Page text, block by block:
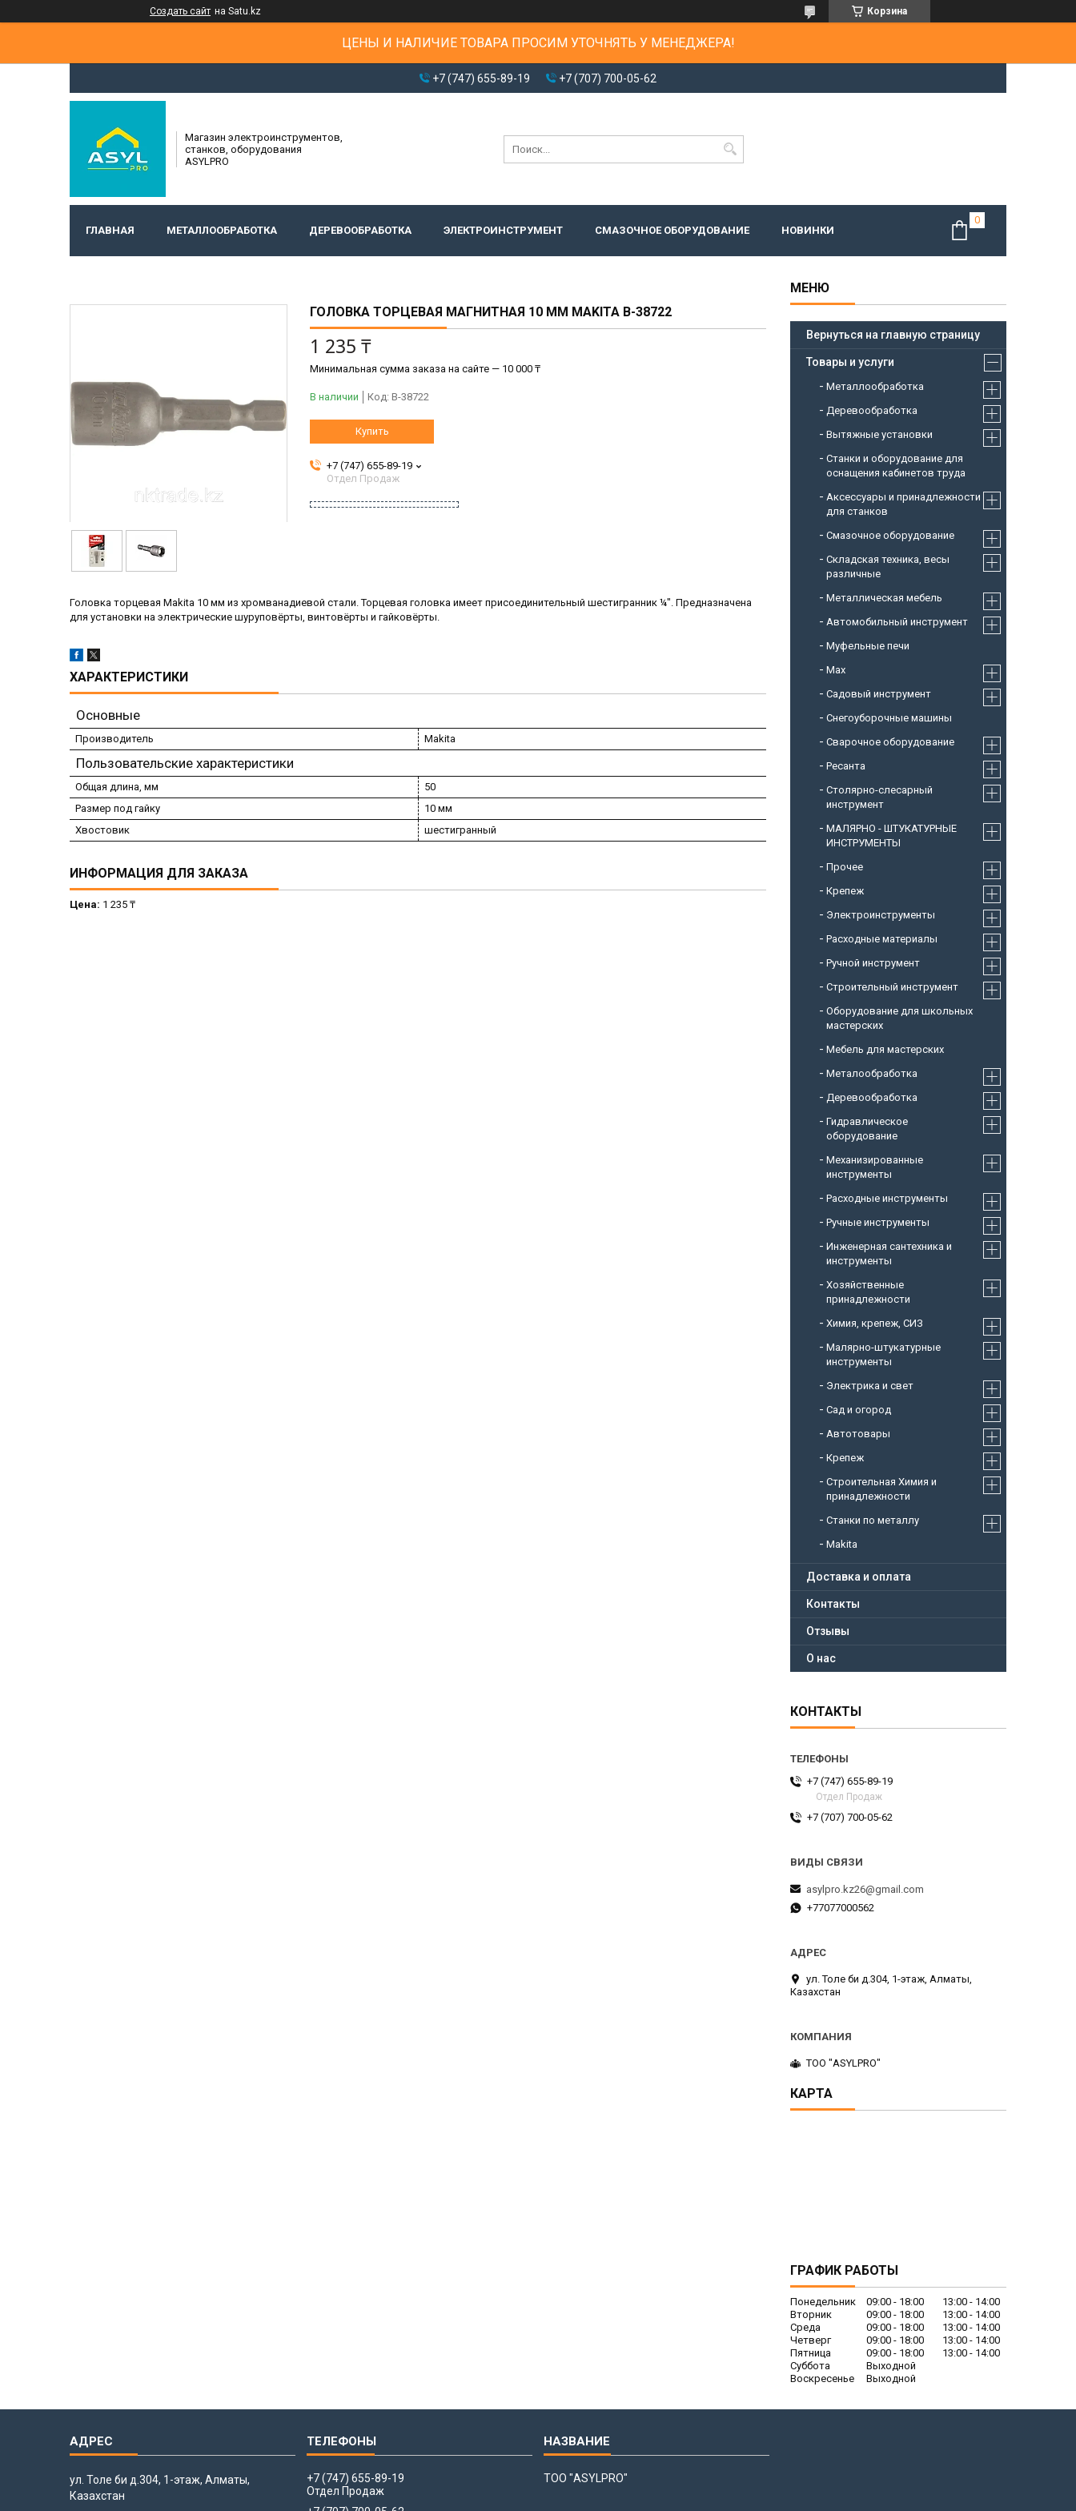
Создать сайт на Satu.kz Корзина
ЦЕНЫ И НАЛИЧИЕ ТОВАРА ПРОСИМ УТОЧНЯТЬ У МЕНЕДЖЕРА!
+7 (747) 655-89-19 +7 (707) 700-05-62
Магазин электроинструментов,
станков, оборудования
ASYLPRO
ГЛАВНАЯ МЕТАЛЛООБРАБОТКА ДЕРЕВООБРАБОТКА ЭЛЕКТРОИНСТРУМЕНТ СМАЗОЧНОЕ ОБОРУДОВАНИЕ НОВИНКИ
ГОЛОВКА ТОРЦЕВАЯ МАГНИТНАЯ 10 ММ MAKITA B-38722
1 235 ₸
Минимальная сумма заказа на сайте — 10 000 ₸
В наличии Код: B-38722
Купить
+7 (747) 655-89-19
Отдел Продаж
Головка торцевая Makita 10 мм из хромванадиевой стали. Торцевая головка имеет присоединительный шестигранник ¼". Предназначена
для установки на электрические шуруповёрты, винтовёрты и гайковёрты.
ХАРАКТЕРИСТИКИ
Основные
Производитель Makita
Пользовательские характеристики
Общая длина, мм
50
Размер под гайку
10 мм
Хвостовик
шестигранный
ИНФОРМАЦИЯ ДЛЯ ЗАКАЗА
Цена: 1 235 ₸
Вернуться на главную страницу
Товары и услуги
Металлообработка
Деревообработка
Вытяжные установки
Станки и оборудование для
оснащения кабинетов труда
Аксессуары и принадлежности
для станков
Смазочное оборудование
Складская техника, весы
различные
Металлическая мебель
Автомобильный инструмент
Муфельные печи
Max
Садовый инструмент
Снегоуборочные машины
Cварочное оборудование
Ресанта
Столярно-слесарный
инструмент
МАЛЯРНО - ШТУКАТУРНЫЕ
ИНСТРУМЕНТЫ
Прочее
Крепеж
Электроинструменты
Расходные материалы
Ручной инструмент
Строительный инструмент
Оборудование для школьных
мастерских
Мебель для мастерских
Металообработка
Деревообработка
Гидравлическое
оборудование
Механизированные
инструменты
Расходные инструменты
Ручные инструменты
Инженерная сантехника и
инструменты
Хозяйственные
принадлежности
Химия, крепеж, СИЗ
Малярно-штукатурные
инструменты
Электрика и свет
Сад и огород
Автотовары
Крепеж
Строительная Химия и
принадлежности
Станки по металлу
Makita
Доставка и оплата
Контакты
Отзывы
О нас
КОНТАКТЫ
+7 (747) 655-89-19
Отдел Продаж
+7 (707) 700-05-62
asylpro.kz26@gmail.com
+77077000562
ул. Толе би д.304, 1-этаж, Алматы,
Казахстан
ТОО "ASYLPRO"
КАРТА
ГРАФИК РАБОТЫ
Понедельник 09:00 18:00 13:00
14:00
Вторник
09:00 18:00 13:00
14:00
Среда
09:00 18:00 13:00
14:00
Четверг
09:00 18:00 13:00
14:00
Пятница
09:00 18:00 13:00
14:00
Суббота
Выходной
Воскресенье
Выходной
ул. Толе би д.304, 1-этаж, Алматы,
Казахстан
+7 (747) 655-89-19
Отдел Продаж
ТОО "ASYLPRO"